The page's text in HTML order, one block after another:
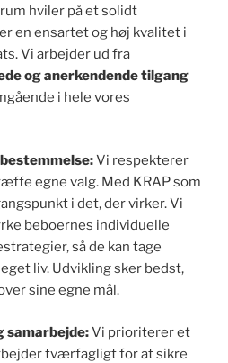
hviler på et solidt
en ensartet og høj kvalitet i
Vi arbejder ud fra
og anerkendende tilgang
i hele vores
Vi respekterer
egne valg. Med KRAP som
i det, der virker. Vi
beboernes individuelle
så de kan tage
liv. Udvikling sker bedst,
sine egne mål.
samarbejde:Vi prioriterer et
tværfagligt for at sikre